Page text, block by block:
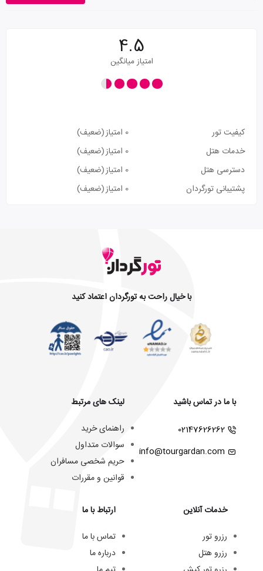
4.5
امتیاز میانگین
کیفیت تور 0 امتیاز
(ضعیف)
خدمات هتل
0 امتیاز
(ضعیف)
دسترسی هتل
0 امتیاز
(ضعیف)
پشتیبانی تورگردان
0 امتیاز (ضعیف)
با خیال راحت به تورگردان اعتماد کنید
با ما در تماس باشید
02147626262
info@tourgardan.com
خدمات آنلاین
رزرو تور
رزرو هتل
لینک های مرتبط
راهنمای خرید
سوالات متداول
حریم شخصی مسافران
قوانین و مقررات
ارتباط با ما
تماس با ما
درباره ما